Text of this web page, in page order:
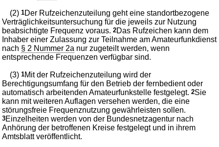
(2)1Der Rufzeichenzuteilung geht eine standortbezogene
Verträglichkeitsuntersuchung für die jeweils zur Nutzung
beabsichtigte Frequenz voraus.2Das Rufzeichen kann dem
Inhaber einer Zulassung zur Teilnahme am Amateurfunkdienst
nach § 2 Nummer 2a nur zugeteilt werden, wenn
entsprechende Frequenzen verfügbar sind.
(3)1Mit der Rufzeichenzuteilung wird der
Berechtigungsumfang für den Betrieb der fernbedient oder
automatisch arbeitenden Amateurfunkstelle festgelegt.2Sie
kann mit weiteren Auflagen versehen werden, die eine
störungsfreie Frequenznutzung gewährleisten sollen.
3Einzelheiten werden von der Bundesnetzagentur nach
Anhörung der betroffenen Kreise festgelegt und in ihrem
Amtsblatt veröffentlicht.